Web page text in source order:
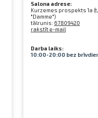
Salona adrese:
Kurzemes prospekts 1a
"Damme")
tālrunis: 67809420
rakstīt e-mail
Darba laiks:
10:00-20:00 bez